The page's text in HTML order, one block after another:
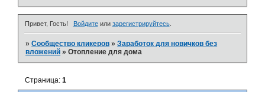
Привет, Гость! Войдитеили зарегистрируйтесь.
»Сообщество кликеров »Заработок для новичков без
вложений »Отопление для дома
Страница:1